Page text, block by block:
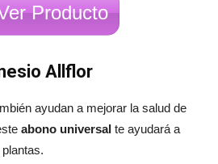
Producto
Allflor
ayudan a mejorar la salud de
abono universal te ayudará a